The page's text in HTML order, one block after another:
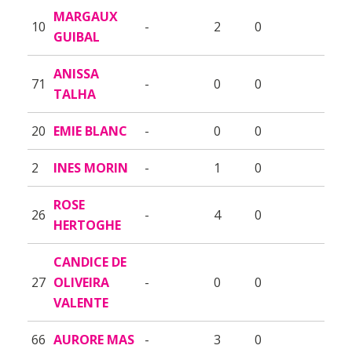
10
MARGAUX
GUIBAL
- 2 0
71
ANISSA
TALHA
- 0 0
20 EMIE BLANC - 0 0
2 INES MORIN - 1 0
26
ROSE
HERTOGHE
- 4 0
27
CANDICE DE
OLIVEIRA
VALENTE
- 0 0
66 AURORE MAS - 3 0